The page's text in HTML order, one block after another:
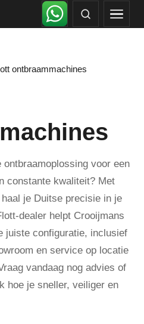
ontbraammachines
voor een
constante kwaliteit? Met
je Duitse precisie in je
dealer helpt Crooijmans
juiste configuratie, inclusief
en service op locatie
vandaag nog advies of
hoe je sneller, veiliger en